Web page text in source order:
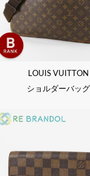
LOUIS VUITTON
ショルダーバッグ